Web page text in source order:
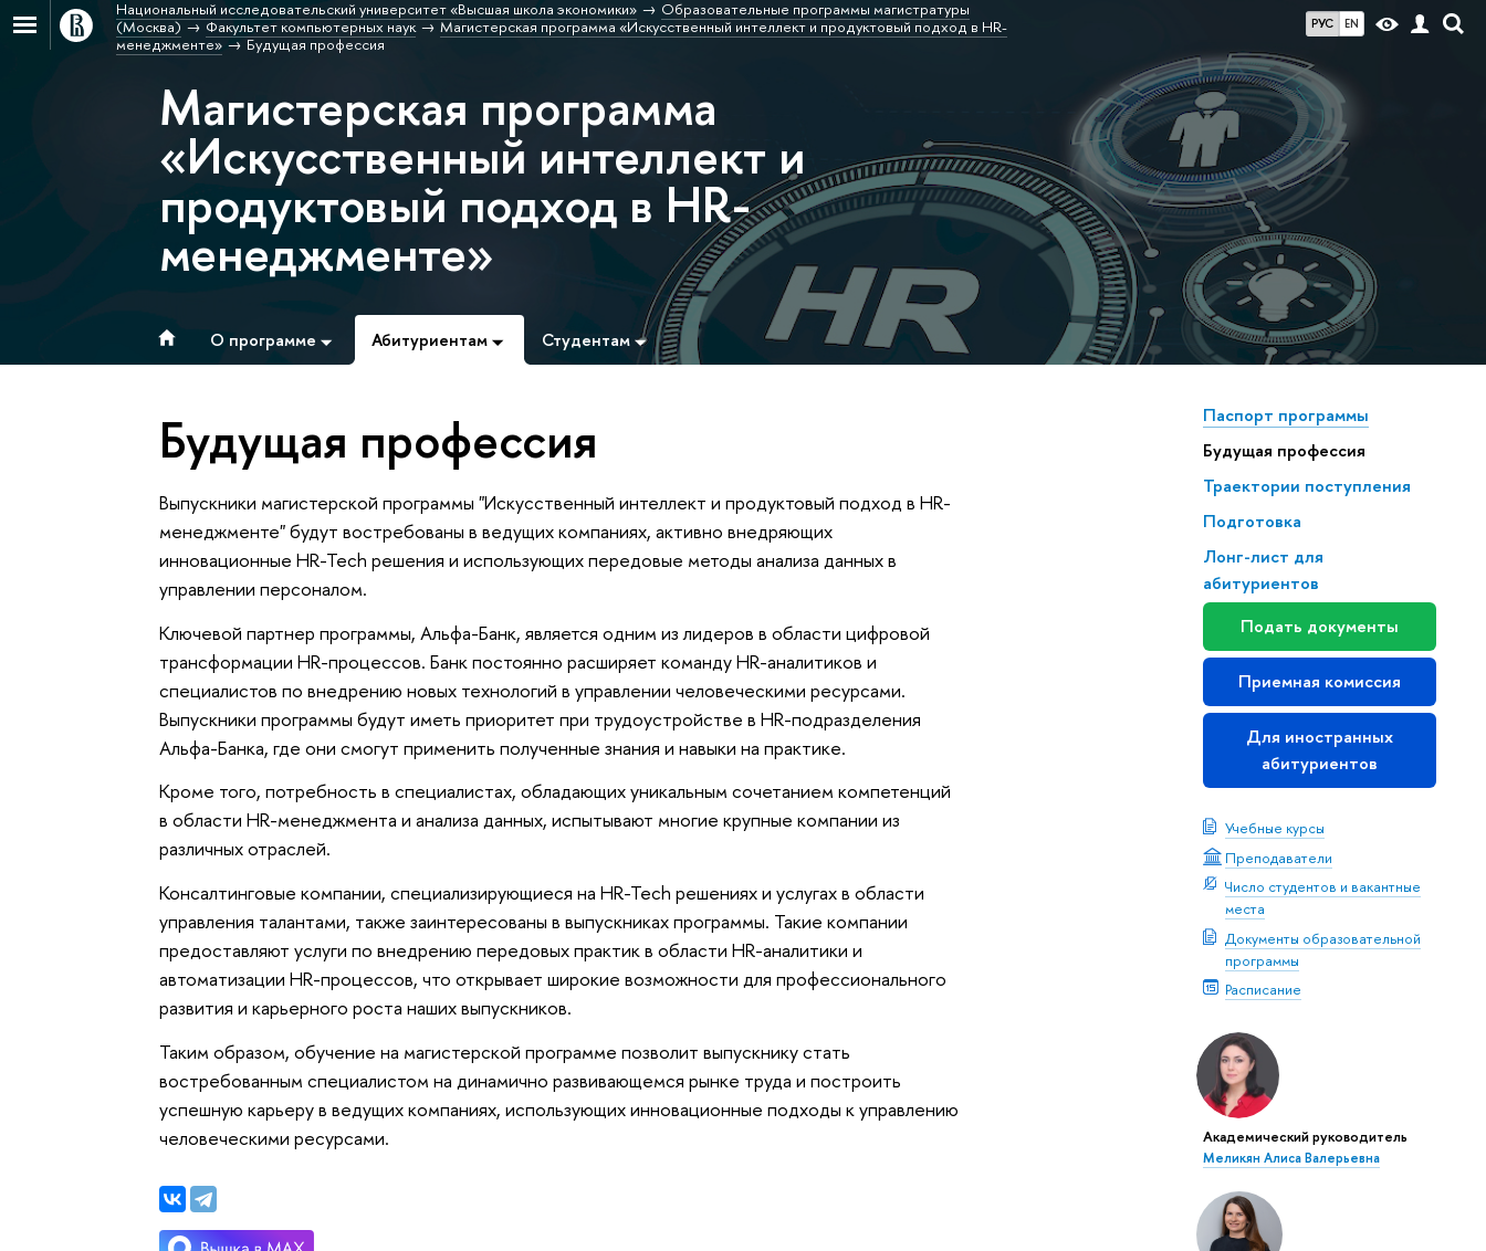
РУС EN
Национальный исследовательский университет «Высшая школа экономики»
Образовательные программы магистратуры
(Москва)
Факультет компьютерных наук
Магистерская программа «Искусственный интеллект и продуктовый подход в HR-
менеджменте»
Будущая профессия
Магистерская программа
«Искусственный интеллект и
продуктовый подход в HR-
менеджменте»
О программе Абитуриентам Студентам
Паспорт программы
Будущая профессия
Траектории поступления
Подготовка
Лонг-лист для
абитуриентов
Подать документы
Приемная комиссия
Для иностранных
абитуриентов
Учебные курсы
Преподаватели
Число студентов и вакантные
места
Документы образовательной
программы
Расписание
Академический руководитель
Меликян Алиса Валерьевна
Будущая профессия
Выпускники магистерской программы "Искусственный интеллект и продуктовый подход в HR-
менеджменте" будут востребованы в ведущих компаниях, активно внедряющих
инновационные HR-Tech решения и использующих передовые методы анализа данных в
управлении персоналом.
Ключевой партнер программы, Альфа-Банк, является одним из лидеров в области цифровой
трансформации HR-процессов. Банк постоянно расширяет команду HR-аналитиков и
специалистов по внедрению новых технологий в управлении человеческими ресурсами.
Выпускники программы будут иметь приоритет при трудоустройстве в HR-подразделения
Альфа-Банка, где они смогут применить полученные знания и навыки на практике.
Кроме того, потребность в специалистах, обладающих уникальным сочетанием компетенций
в области HR-менеджмента и анализа данных, испытывают многие крупные компании из
различных отраслей.
Консалтинговые компании, специализирующиеся на HR-Tech решениях и услугах в области
управления талантами, также заинтересованы в выпускниках программы. Такие компании
предоставляют услуги по внедрению передовых практик в области HR-аналитики и
автоматизации HR-процессов, что открывает широкие возможности для профессионального
развития и карьерного роста наших выпускников.
Таким образом, обучение на магистерской программе позволит выпускнику стать
востребованным специалистом на динамично развивающемся рынке труда и построить
успешную карьеру в ведущих компаниях, использующих инновационные подходы к управлению
человеческими ресурсами.